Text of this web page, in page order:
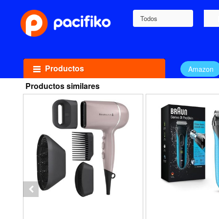
Todos
Productos Amazon
Productos similares